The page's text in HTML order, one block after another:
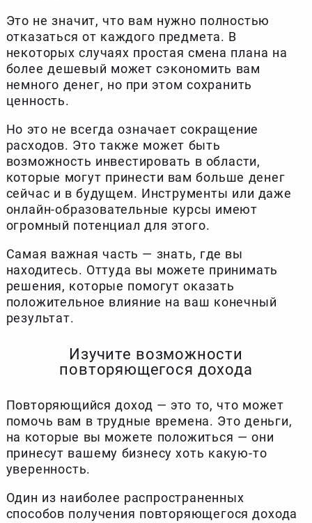
Это не значит, что вам нужно полностью
отказаться от каждого предмета. В
некоторых случаях простая смена плана на
более дешевый может сэкономить вам
немного денег, но при этом сохранить
ценность.
Но это не всегда означает сокращение
расходов. Это также может быть
возможность инвестировать в области,
которые могут принести вам больше денег
сейчас и в будущем. Инструменты или даже
онлайн-образовательные курсы имеют
огромный потенциал для этого.
Самая важная часть — знать, где вы
находитесь. Оттуда вы можете принимать
решения, которые помогут оказать
положительное влияние на ваш конечный
результат.
Изучите возможности
повторяющегося дохода
Повторяющийся доход — это то, что может
помочь вам в трудные времена. Это деньги,
на которые вы можете положиться — они
принесут вашему бизнесу хоть какую-то
уверенность.
Один из наиболее распространенных
способов получения повторяющегося дохода